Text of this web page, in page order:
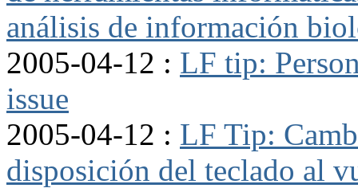
análisis de información
2005-04-12 : LF tip:
issue
2005-04-12 : LF Tip:
disposición del teclado al